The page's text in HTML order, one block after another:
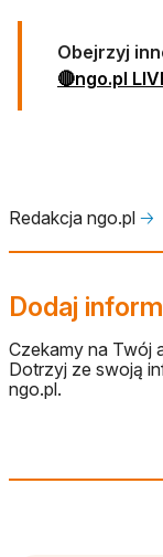
Obejrzyj
🔴ngo.pl
Redakcja ngo.pl 🡢
Dodaj
Czekamy na Twój
Dotrzyj ze swoją
ngo.pl.